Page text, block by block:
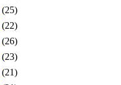
(25)
(22)
(26)
(23)
(21)